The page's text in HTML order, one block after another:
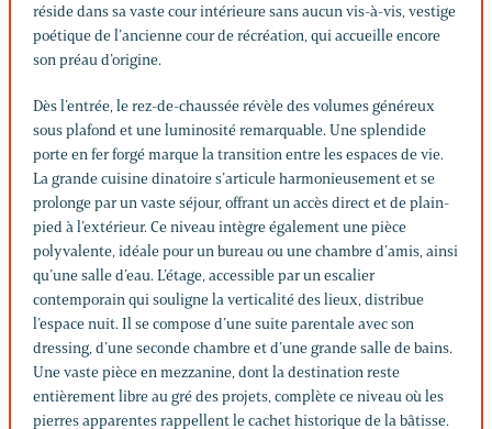
réside dans sa vaste cour intérieure sans aucun vis-à-vis, vestige
poétique de l’ancienne cour de récréation, qui accueille encore
son préau d’origine.
Dès l’entrée, le rez-de-chaussée révèle des volumes généreux
sous plafond et une luminosité remarquable. Une splendide
porte en fer forgé marque la transition entre les espaces de vie.
La grande cuisine dinatoire s’articule harmonieusement et se
prolonge par un vaste séjour, offrant un accès direct et de plain-
pied à l’extérieur. Ce niveau intègre également une pièce
polyvalente, idéale pour un bureau ou une chambre d’amis, ainsi
qu’une salle d’eau. L’étage, accessible par un escalier
contemporain qui souligne la verticalité des lieux, distribue
l’espace nuit. Il se compose d’une suite parentale avec son
dressing, d’une seconde chambre et d’une grande salle de bains.
Une vaste pièce en mezzanine, dont la destination reste
entièrement libre au gré des projets, complète ce niveau où les
pierres apparentes rappellent le cachet historique de la bâtisse.